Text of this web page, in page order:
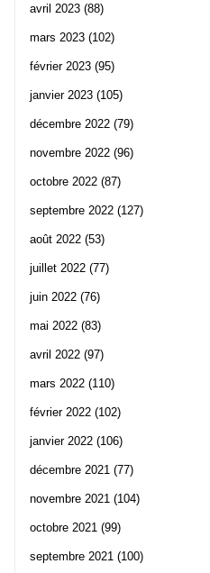
avril 2023 (88)
mars 2023 (102)
février 2023 (95)
janvier 2023 (105)
décembre 2022 (79)
novembre 2022 (96)
octobre 2022 (87)
septembre 2022 (127)
août 2022 (53)
juillet 2022 (77)
juin 2022 (76)
mai 2022 (83)
avril 2022 (97)
mars 2022 (110)
février 2022 (102)
janvier 2022 (106)
décembre 2021 (77)
novembre 2021 (104)
octobre 2021 (99)
septembre 2021 (100)